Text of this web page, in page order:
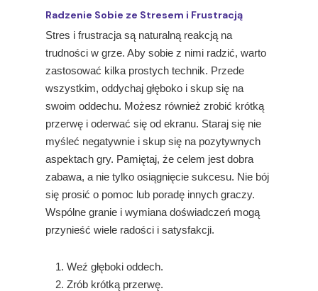
Radzenie Sobie ze Stresem i Frustracją
Stres i frustracja są naturalną reakcją na
trudności w grze. Aby sobie z nimi radzić, warto
zastosować kilka prostych technik. Przede
wszystkim, oddychaj głęboko i skup się na
swoim oddechu. Możesz również zrobić krótką
przerwę i oderwać się od ekranu. Staraj się nie
myśleć negatywnie i skup się na pozytywnych
aspektach gry. Pamiętaj, że celem jest dobra
zabawa, a nie tylko osiągnięcie sukcesu. Nie bój
się prosić o pomoc lub poradę innych graczy.
Wspólne granie i wymiana doświadczeń mogą
przynieść wiele radości i satysfakcji.
Weź głęboki oddech.
Zrób krótką przerwę.